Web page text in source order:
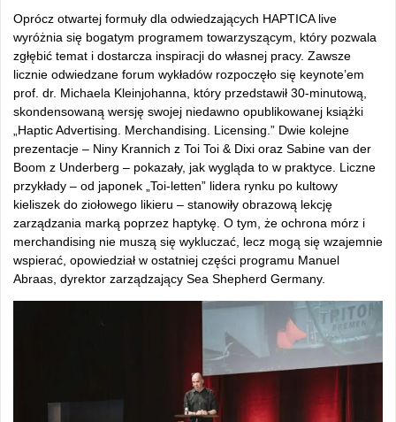
Oprócz otwartej formuły dla odwiedzających HAPTICA live
wyróżnia się bogatym programem towarzyszącym, który pozwala
zgłębić temat i dostarcza inspiracji do własnej pracy. Zawsze
licznie odwiedzane forum wykładów rozpoczęło się keynote’em
prof. dr. Michaela Kleinjohanna, który przedstawił 30-minutową,
skondensowaną wersję swojej niedawno opublikowanej książki
„Haptic Advertising. Merchandising. Licensing.” Dwie kolejne
prezentacje – Niny Krannich z Toi Toi & Dixi oraz Sabine van der
Boom z Underberg – pokazały, jak wygląda to w praktyce. Liczne
przykłady – od japonek „Toi-letten” lidera rynku po kultowy
kieliszek do ziołowego likieru – stanowiły obrazową lekcję
zarządzania marką poprzez haptykę. O tym, że ochrona mórz i
merchandising nie muszą się wykluczać, lecz mogą się wzajemnie
wspierać, opowiedział w ostatniej części programu Manuel
Abraas, dyrektor zarządzający Sea Shepherd Germany.